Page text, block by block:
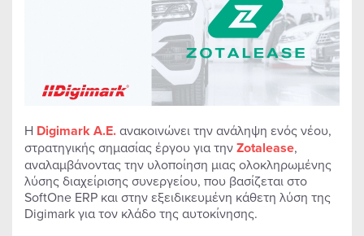
Η Digimark A.E.ανακοινώνει την ανάληψη ενός νέου,
στρατηγικής σημασίας έργου για τηνZotalease,
αναλαμβάνοντας την υλοποίηση μιας ολοκληρωμένης
λύσης διαχείρισης συνεργείου, που βασίζεται στο
SoftOne ERP και στην εξειδικευμένη κάθετη λύση της
Digimark για τον κλάδο της αυτοκίνησης.